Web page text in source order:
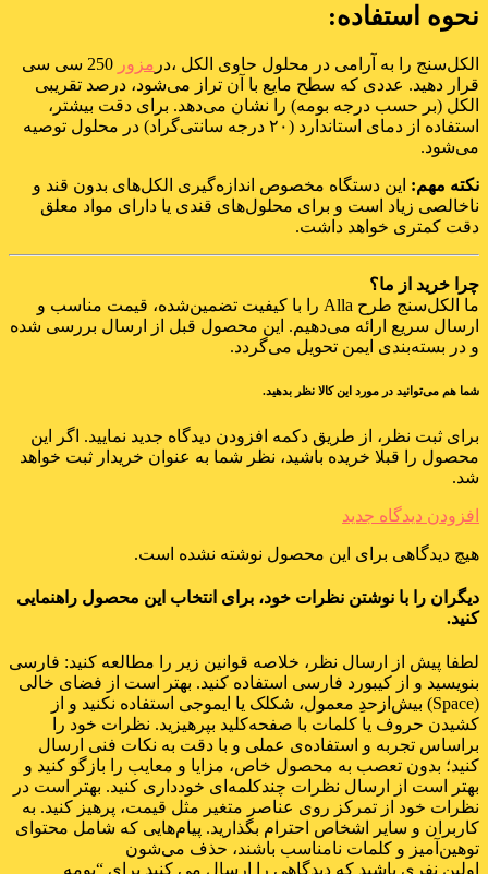
نحوه استفاده:
الکل‌سنج را به آرامی در محلول حاوی الکل ،در مزور
250 سی سی
قرار دهید. عددی که سطح مایع با آن تراز می‌شود، درصد تقریبی
الکل (بر حسب درجه بومه) را نشان می‌دهد. برای دقت بیشتر،
استفاده از دمای استاندارد (۲۰ درجه سانتی‌گراد) در محلول توصیه
می‌شود.
نکته مهم: این دستگاه مخصوص اندازه‌گیری الکل‌های بدون قند و
ناخالصی زیاد است و برای محلول‌های قندی یا دارای مواد معلق
دقت کمتری خواهد داشت.
چرا خرید از ما؟
ما الکل‌سنج طرح Alla را با کیفیت تضمین‌شده، قیمت مناسب و
ارسال سریع ارائه می‌دهیم. این محصول قبل از ارسال بررسی شده
و در بسته‌بندی ایمن تحویل می‌گردد.
شما هم می‌توانید در مورد این کالا نظر بدهید.
برای ثبت نظر، از طریق دکمه افزودن دیدگاه جدید نمایید. اگر این
محصول را قبلا خریده باشید، نظر شما به عنوان خریدار ثبت خواهد
شد.
افزودن دیدگاه جدید
هیچ دیدگاهی برای این محصول نوشته نشده است.
دیگران را با نوشتن نظرات خود، برای انتخاب این محصول راهنمایی
کنید.
لطفا پیش از ارسال نظر، خلاصه قوانین زیر را مطالعه کنید: فارسی
بنویسید و از کیبورد فارسی استفاده کنید. بهتر است از فضای خالی
(Space) بیش‌از‌حدِ معمول، شکلک یا ایموجی استفاده نکنید و از
کشیدن حروف یا کلمات با صفحه‌کلید بپرهیزید. نظرات خود را
براساس تجربه و استفاده‌ی عملی و با دقت به نکات فنی ارسال
کنید؛ بدون تعصب به محصول خاص، مزایا و معایب را بازگو کنید و
بهتر است از ارسال نظرات چندکلمه‌‌ای خودداری کنید. بهتر است در
نظرات خود از تمرکز روی عناصر متغیر مثل قیمت، پرهیز کنید. به
کاربران و سایر اشخاص احترام بگذارید. پیام‌هایی که شامل محتوای
توهین‌آمیز و کلمات نامناسب باشند، حذف می‌شون
اولین نفری باشید که دیدگاهی را ارسال می کنید برای “بومه